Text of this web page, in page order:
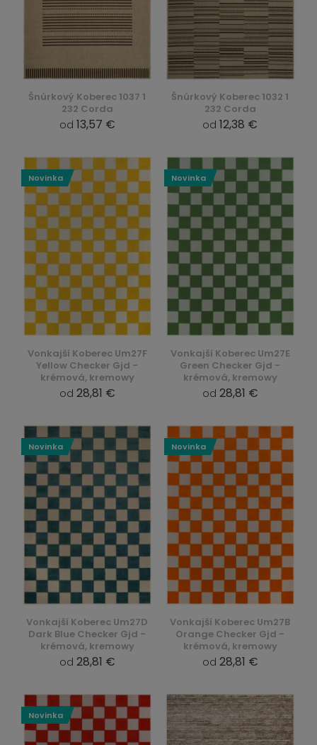
Šnúrkový Koberec 1037 1
232 Corda
od 13,57 €
Šnúrkový Koberec 1032 1
232 Corda
od 12,38 €
Vonkajší Koberec Um27F
Yellow Checker Gjd -
krémová, kremowy
od 28,81 €
Novinka
Vonkajší Koberec Um27E
Green Checker Gjd -
krémová, kremowy
od 28,81 €
Novinka
Vonkajší Koberec Um27D
Dark Blue Checker Gjd -
krémová, kremowy
od 28,81 €
Novinka
Vonkajší Koberec Um27B
Orange Checker Gjd -
krémová, kremowy
od 28,81 €
Novinka
Novinka